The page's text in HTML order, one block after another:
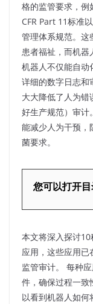
格的监管要求，例
CFR Part 11标准
管理体系规范。这
患者福祉，而机器
机器人不仅能自动
详细的数字日志和
大大降低了人为错
好生产规范）审计
能减少人为干预
菌要求。​
您可以打开
本文将深入探讨
应用，这些应用已
监管审计。 每种
件，确保过程一致
以看到机器人如